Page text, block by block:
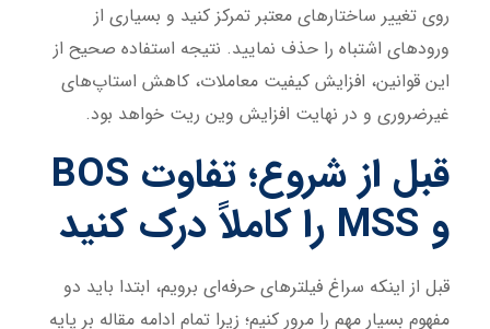
روی تغییر ساختارهای معتبر تمرکز کنید و بسیاری از
ورودهای اشتباه را حذف نمایید. نتیجه استفاده صحیح از
این قوانین، افزایش کیفیت معاملات، کاهش استاپ‌های
غیرضروری و در نهایت افزایش وین ریت خواهد بود.
قبل از شروع؛ تفاوت BOS
و MSS را کاملاً درک کنید
قبل از اینکه سراغ فیلترهای حرفه‌ای برویم، ابتدا باید دو
مفهوم بسیار مهم را مرور کنیم؛ زیرا تمام ادامه مقاله بر پایه